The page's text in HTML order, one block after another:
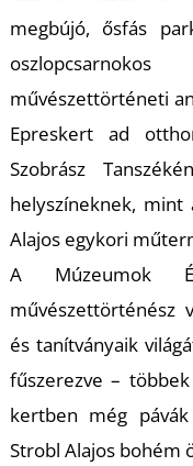
megbújó, ősfás
művészettörténeti
Epreskert ad
Szobrász
helyszíneknek,
Alajos egykori
A Múzeumok
művészettörténész
és tanítványaik
fűszerezve –
kertben még
Strobl Alajos bohém